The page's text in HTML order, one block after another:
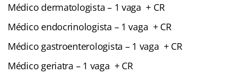
Médico dermatologista – 1 vaga + CR
Médico endocrinologista – 1 vaga + CR
Médico gastroenterologista – 1 vaga + CR
Médico geriatra – 1 vaga + CR